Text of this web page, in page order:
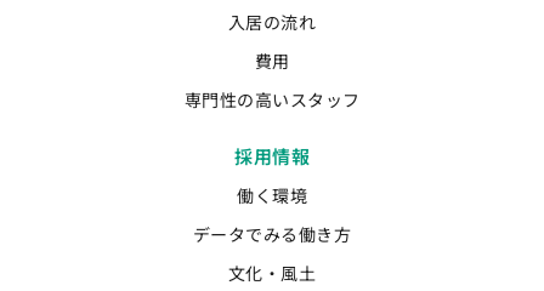
入居の流れ
費用
専門性の高いスタッフ
採用情報
働く環境
データでみる働き方
文化・風土